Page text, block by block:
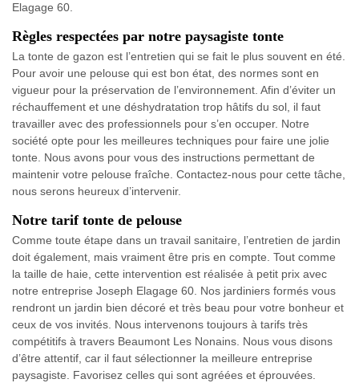
Elagage 60.
Règles respectées par notre paysagiste tonte
La tonte de gazon est l’entretien qui se fait le plus souvent en été.
Pour avoir une pelouse qui est bon état, des normes sont en
vigueur pour la préservation de l’environnement. Afin d’éviter un
réchauffement et une déshydratation trop hâtifs du sol, il faut
travailler avec des professionnels pour s’en occuper. Notre
société opte pour les meilleures techniques pour faire une jolie
tonte. Nous avons pour vous des instructions permettant de
maintenir votre pelouse fraîche. Contactez-nous pour cette tâche,
nous serons heureux d’intervenir.
Notre tarif tonte de pelouse
Comme toute étape dans un travail sanitaire, l’entretien de jardin
doit également, mais vraiment être pris en compte. Tout comme
la taille de haie, cette intervention est réalisée à petit prix avec
notre entreprise Joseph Elagage 60. Nos jardiniers formés vous
rendront un jardin bien décoré et très beau pour votre bonheur et
ceux de vos invités. Nous intervenons toujours à tarifs très
compétitifs à travers Beaumont Les Nonains. Nous vous disons
d’être attentif, car il faut sélectionner la meilleure entreprise
paysagiste. Favorisez celles qui sont agréées et éprouvées.